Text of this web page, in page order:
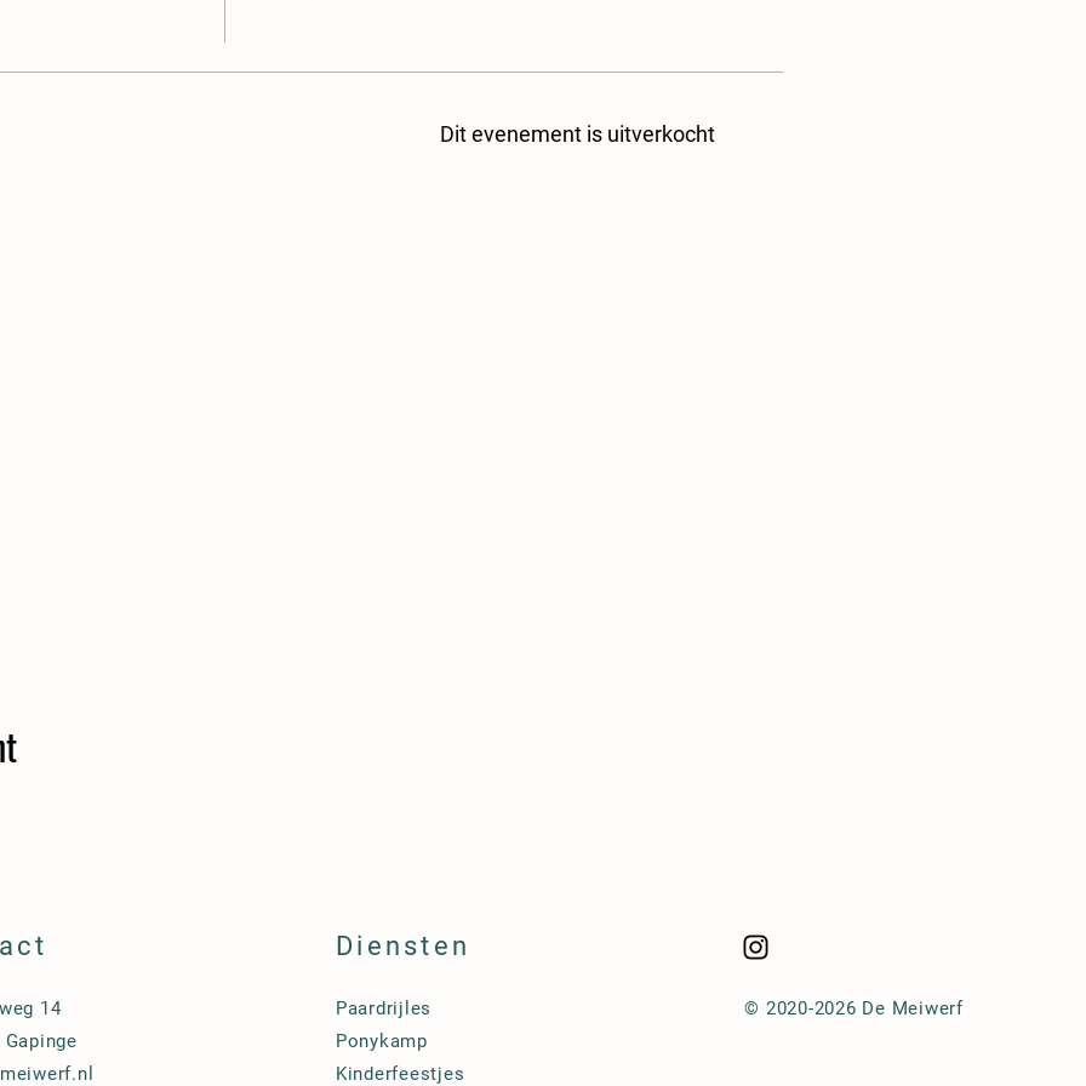
Dit evenement is uitverkocht
14
Gapinge
Diensten
Paardrijles
Ponykamp
Kinderfeestjes
© 2020-2026 De Meiwerf